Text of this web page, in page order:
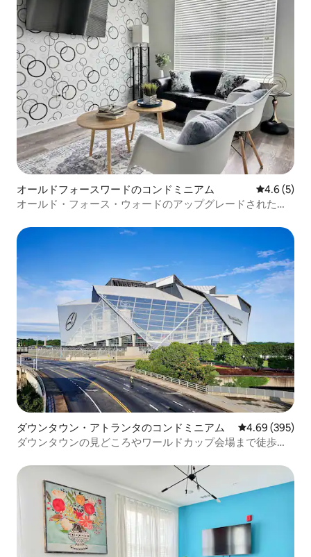
オールドフォースワードのコンドミニアム レビュー5
4.6 (5)
オールド・フォース・ウォードのアップグレードされたア
ダウンタウン・アトランタのコンドミニアム レビュー395
4.69 (395)
ダウンタウンの見どころやワールドカップ会場まで徒歩圏